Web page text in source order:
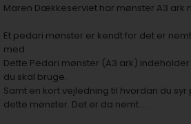
Maren Dækkeserviet har mønster A3 ark
Et pedari mønster er kendt for det er
med.
Dette Pedari mønster (A3 ark)
du skal bruge.
Samt en kort vejledning til hvordan du
dette mønster. Det er da nemt…..